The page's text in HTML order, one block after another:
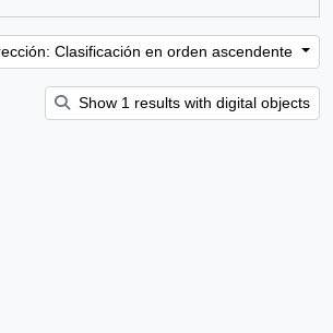
Clasificación en orden ascendente
Show 1 results with digital objects